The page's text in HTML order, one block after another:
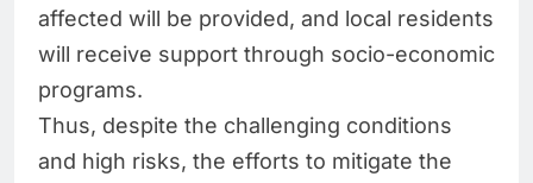
affected will be provided, and local residents
will receive support through socio-economic
programs.
Thus, despite the challenging conditions
and high risks, the efforts to mitigate the